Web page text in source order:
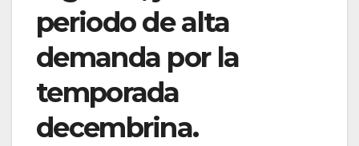
periodo de alta
demanda por la
temporada
decembrina.